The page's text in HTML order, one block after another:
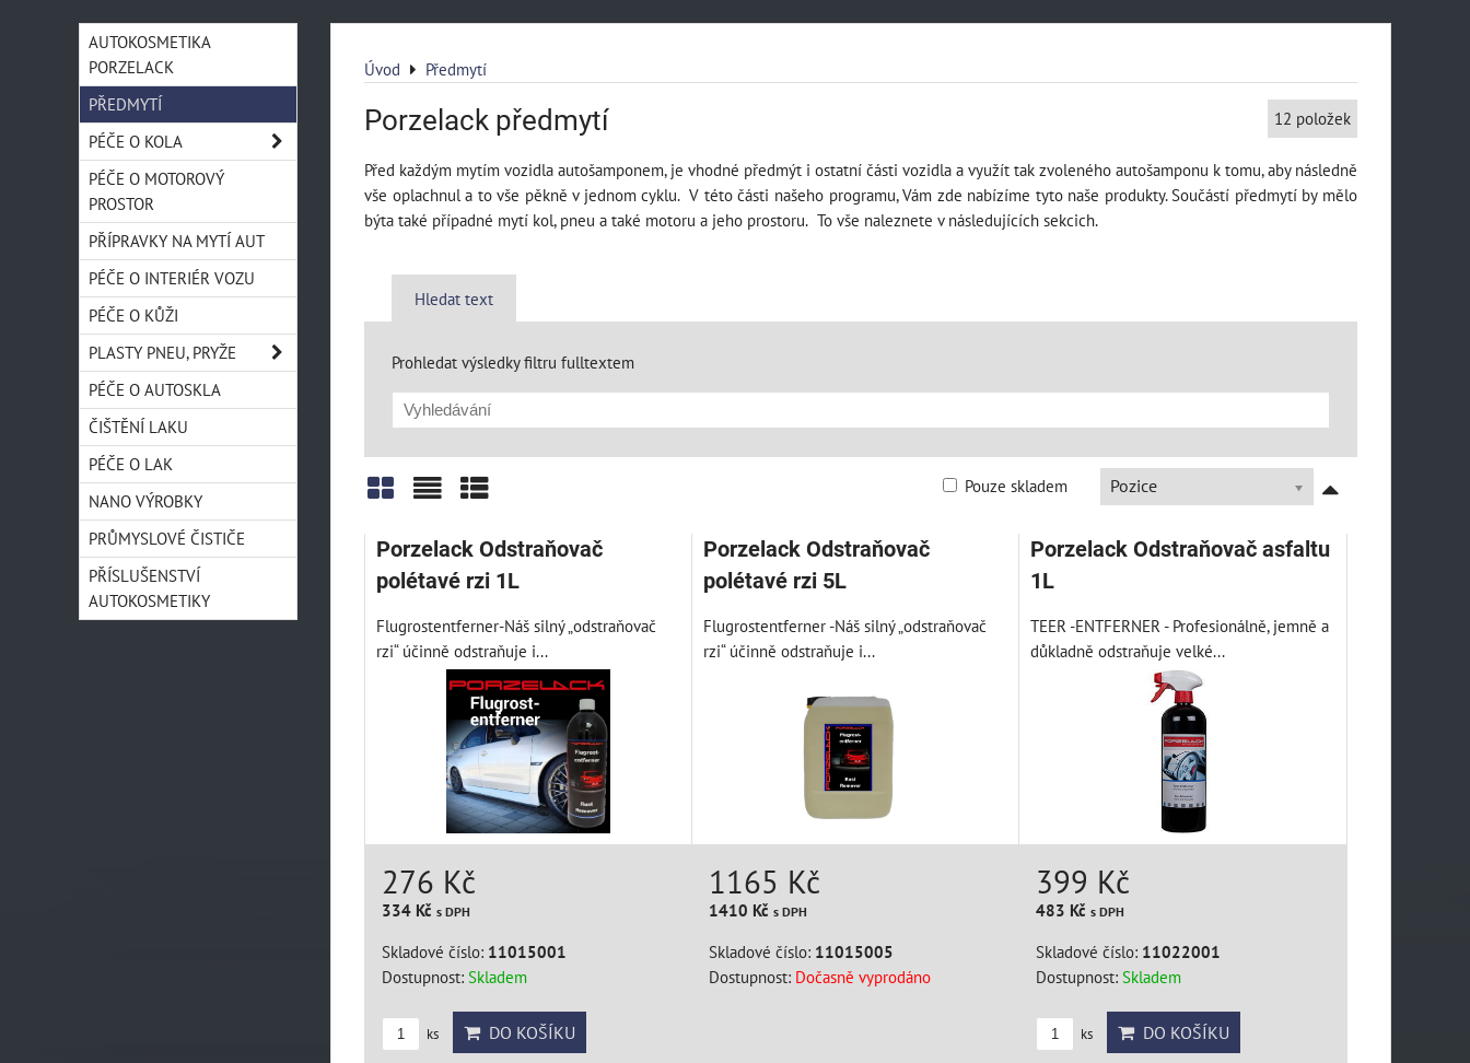
Úvod Předmytí
Porzelack předmytí 12 položek
Před každým mytím vozidla autošamponem, je vhodné předmýt i ostatní části vozidla a využít tak zvoleného autošamponu k tomu, aby následně
vše oplachnul a to vše pěkně v jednom cyklu. V této části našeho programu, Vám zde nabízíme tyto naše produkty. Součástí předmytí by mělo
býta také případné mytí kol, pneu a také motoru a jeho prostoru. To vše naleznete v následujících sekcich.
Hledat text
Prohledat výsledky filtru fulltextem
Mřížka
Pozice
Pouze skladem
Porzelack Odstraňovač
polétavé rzi 1L
Flugrostentferner-Náš silný „odstraňovač
rzi“ účinně odstraňuje i...
276 Kč
334 Kč s DPH
Skladové číslo: 11015001
Dostupnost: Skladem
ks DO KOŠÍKU
Porzelack Odstraňovač
polétavé rzi 5L
Flugrostentferner -Náš silný „odstraňovač
rzi“ účinně odstraňuje i...
1165 Kč
1410 Kč s DPH
Skladové číslo: 11015005
Dostupnost: Dočasně vyprodáno
Porzelack Odstraňovač asfaltu
1L
TEER -ENTFERNER - Profesionálně, jemně a
důkladně odstraňuje velké...
399 Kč
483 Kčs DPH
Skladové číslo: 11022001
Dostupnost:Skladem
ks DO KOŠÍKU
AUTOKOSMETIKA
PORZELACK
PŘEDMYTÍ
PÉČE O KOLA
PÉČE O MOTOROVÝ
PROSTOR
PŘÍPRAVKY NA MYTÍ AUT
PÉČE O INTERIÉR VOZU
PÉČE O KŮŽI
PLASTY PNEU, PRYŽE
PÉČE O AUTOSKLA
ČIŠTĚNÍ LAKU
PÉČE O LAK
NANO VÝROBKY
PRŮMYSLOVÉ ČISTIČE
PŘÍSLUŠENSTVÍ
AUTOKOSMETIKY